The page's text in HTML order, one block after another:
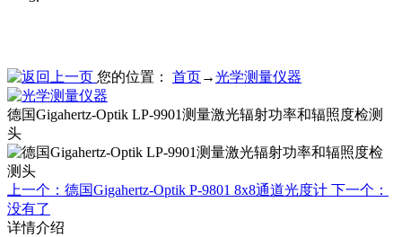
您的位置： 首页→光学测量仪器
德国Gigahertz-Optik LP-9901测量激光辐射功率和辐照度检测
头
上一个：德国Gigahertz-Optik P-9801 8x8通道光度计 下一个：
没有了
详情介绍